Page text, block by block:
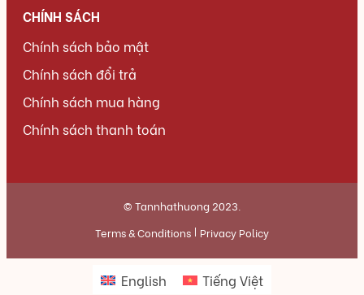
CHÍNH SÁCH
Chính sách bảo mật
Chính sách đổi trả
Chính sách mua hàng
Chính sách thanh toán
© Tannhathuong 2023.
Terms & Conditions
Privacy Policy
English Tiếng Việt